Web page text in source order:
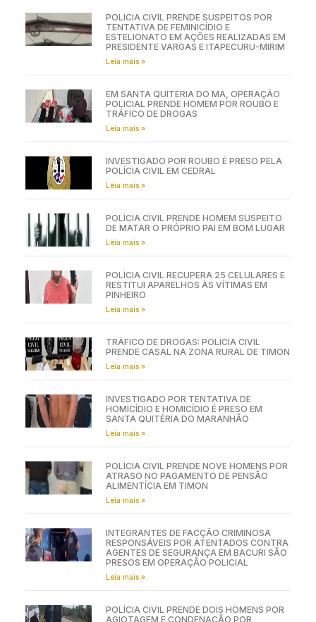
POLÍCIA CIVIL PRENDE SUSPEITOS POR
TENTATIVA DE FEMINICÍDIO E
ESTELIONATO EM AÇÕES REALIZADAS EM
PRESIDENTE VARGAS E ITAPECURU-MIRIM
Leia mais »
EM SANTA QUITÉRIA DO MA, OPERAÇÃO
POLICIAL PRENDE HOMEM POR ROUBO E
TRÁFICO DE DROGAS
Leia mais »
INVESTIGADO POR ROUBO É PRESO PELA
POLÍCIA CIVIL EM CEDRAL
Leia mais »
POLÍCIA CIVIL PRENDE HOMEM SUSPEITO
DE MATAR O PRÓPRIO PAI EM BOM LUGAR
Leia mais »
POLÍCIA CIVIL RECUPERA 25 CELULARES E
RESTITUI APARELHOS ÀS VÍTIMAS EM
PINHEIRO
Leia mais »
TRÁFICO DE DROGAS: POLÍCIA CIVIL
PRENDE CASAL NA ZONA RURAL DE TIMON
Leia mais »
INVESTIGADO POR TENTATIVA DE
HOMICÍDIO E HOMICÍDIO É PRESO EM
SANTA QUITÉRIA DO MARANHÃO
Leia mais »
POLÍCIA CIVIL PRENDE NOVE HOMENS POR
ATRASO NO PAGAMENTO DE PENSÃO
ALIMENTÍCIA EM TIMON
Leia mais »
INTEGRANTES DE FACÇÃO CRIMINOSA
RESPONSÁVEIS POR ATENTADOS CONTRA
AGENTES DE SEGURANÇA EM BACURI SÃO
PRESOS EM OPERAÇÃO POLICIAL
Leia mais »
POLÍCIA CIVIL PRENDE DOIS HOMENS POR
AGIOTAGEM E CONDENAÇÃO POR